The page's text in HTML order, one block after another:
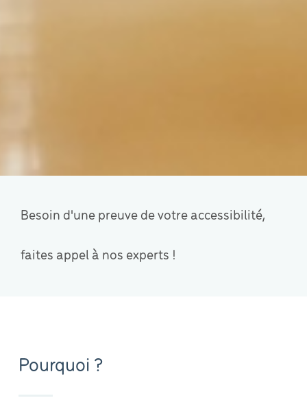
Besoin d'une preuve de votre accessibilité,
faites appel à nos experts !
Pourquoi ?